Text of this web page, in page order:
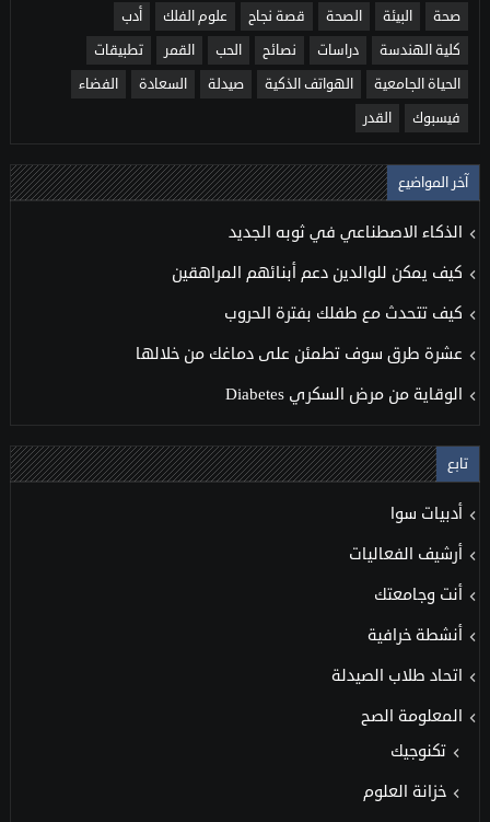
صحة
البيئة الصحة قصة نجاح علوم الفلك
أدب
كلية الهندسة
دراسات نصائح الحب القمر
تطبيقات
الحياة الجامعية
الهواتف الذكية صيدلة السعادة
الفضاء
فيسبوك
القدر
آخر المواضيع
الذكاء الاصطناعي في ثوبه الجديد
كيف يمكن للوالدين دعم أبنائهم المراهقين
كيف تتحدث مع طفلك بفترة الحروب
عشرة طرق سوف تطمئن على دماغك من خلالها
الوقاية من مرض السكري Diabetes
تابع
أدبيات سوا
أرشيف الفعاليات
أنت وجامعتك
أنشطة خرافية
اتحاد طلاب الصيدلة
المعلومة الصح
تكنوجيك
خزانة العلوم